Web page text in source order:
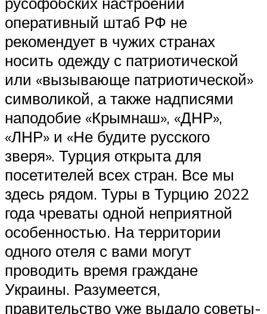
оперативный штаб РФ не
рекомендует в чужих странах
носить одежду с патриотической
или «вызывающе патриотической»
символикой, а также надписями
наподобие «Крымнаш», «ДНР»,
«ЛНР» и «Не будите русского
зверя». Турция открыта для
посетителей всех стран. Все мы
здесь рядом. Туры в Турцию 2022
года чреваты одной неприятной
особенностью. На территории
одного отеля с вами могут
проводить время граждане
Украины. Разумеется,
правительство уже выдало советы-